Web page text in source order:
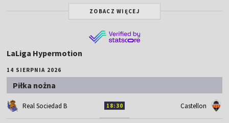
ZOBACZ WIĘCEJ
LaLiga Hypermotion
14 SIERPNIA 2026
Piłka nożna
Real Sociedad B 18:30 Castellon